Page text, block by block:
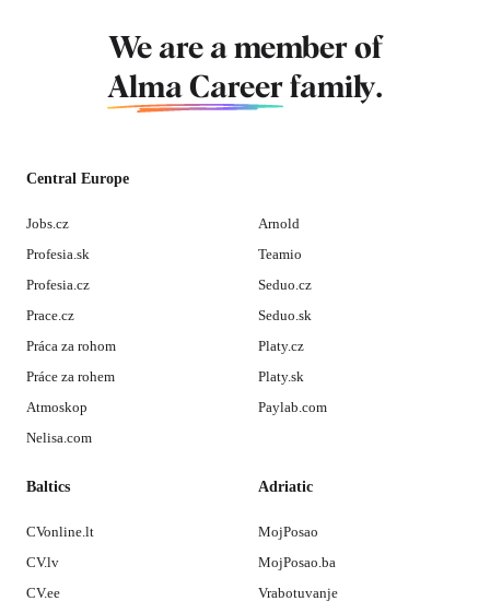
We are a member of
Alma Career family.
Central Europe
Jobs.cz
Profesia.sk
Profesia.cz
Prace.cz
Práca za rohom
Práce za rohem
Atmoskop
Nelisa.com
Arnold
Teamio
Seduo.cz
Seduo.sk
Platy.cz
Platy.sk
Paylab.com
Baltics
CVonline.lt
CV.lv
CV.ee
Adriatic
MojPosao
MojPosao.ba
Vrabotuvanje